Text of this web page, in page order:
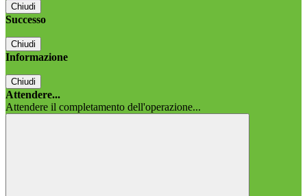
Chiudi
Successo
Chiudi
Informazione
Chiudi
Attendere...
Attendere il completamento dell'operazione...